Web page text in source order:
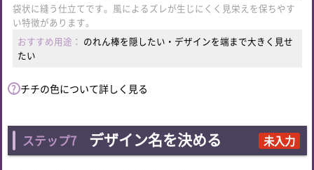
袋状に縫う仕立てです。風によるズレが生じにくく見栄えを保ちやす
い特徴があります。
おすすめ用途： のれん棒を隠したい・デザインを端まで大きく見せ
たい
チチの色について詳しく見る
ステップ7 デザイン名を決める 未入力